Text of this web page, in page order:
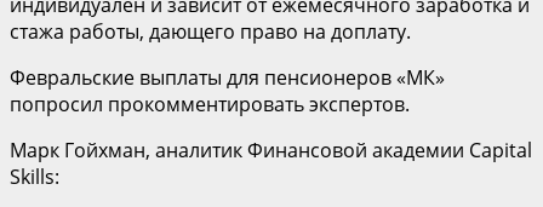
стажа работы, дающего право на доплату.
Февральские выплаты для пенсионеров «МК»
попросил прокомментировать экспертов.
Марк Гойхман, аналитик Финансовой академии Capital
Skills: